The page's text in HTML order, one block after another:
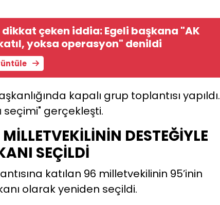
dikkat çeken iddia: Egeli başkana "AK
yoksa operasyon" denildi
kapalı grup toplantısı yapıldı.
seçimi" gerçekleşti.
DESTEĞİYLE
SEÇİLDİ
katılan 96 milletvekilinin 95’inin
olarak yeniden seçildi.